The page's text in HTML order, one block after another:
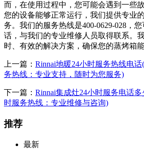
而，在使用过程中，您可能会遇到一些
您的设备能够正常运行，我们提供专业
务。我们的服务热线是400-0629-028，
话，与我们的专业维修人员取得联系。
时、有效的解决方案，确保您的蒸烤箱
上一篇： Rinnai地暖24小时服务热线电话
务热线：专业支持，随时为您服务)
下一篇： Rinnai集成灶24小时服务电话
时服务热线：专业维修与咨询)
推荐
最新